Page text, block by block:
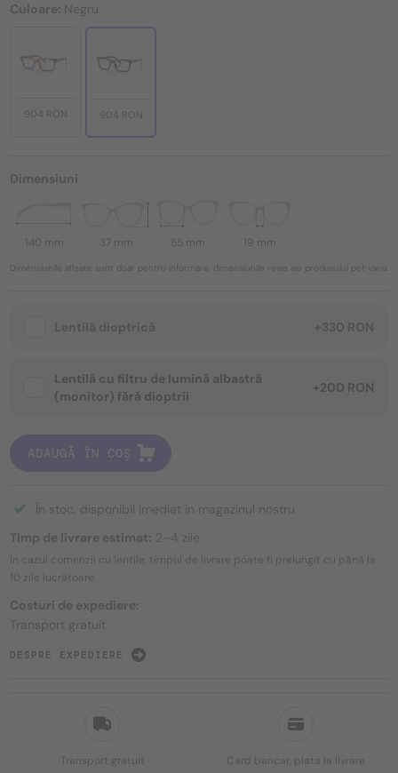
Transport gratuit Card bancar, plata la livrare
Culoare: Negru
904 RON 904 RON
Dimensiuni
140 mm 37 mm 55 mm 19 mm
Dimensiunile afișate sunt doar pentru informare, dimensiunile reale ale produsului pot varia.
Lentilă dioptrică +330 RON
Lentilă cu filtru de lumină albastră
(monitor) fără dioptrii
+200 RON
ADAUGĂ ÎN COȘ
În stoc, disponibil imediat în magazinul nostru
Timp de livrare estimat: 2–4 zile
În cazul comenzii cu lentile, timpul de livrare poate fi prelungit cu până la
10 zile lucrătoare.
Costuri de expediere:
Transport gratuit
DESPRE EXPEDIERE